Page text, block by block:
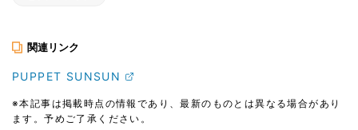
関連リンク
PUPPET SUNSUN
※本記事は掲載時点の情報であり、最新のものとは異なる場合があり
ます。予めご了承ください。